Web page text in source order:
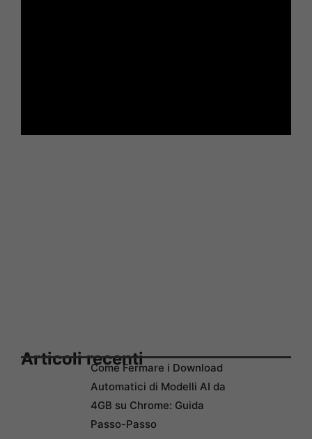
Articoli recentiCome Fermare i Download
Automatici di Modelli AI da
4GB su Chrome: Guida
Passo-Passo